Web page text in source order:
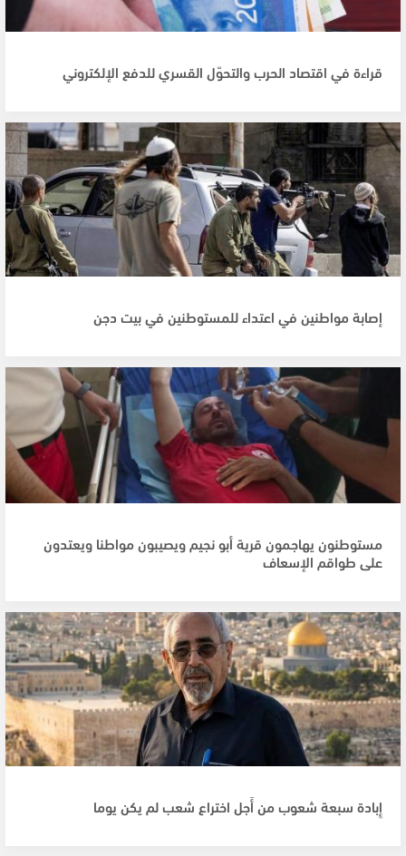
قراءة في اقتصاد الحرب والتحوّل القسري للدفع الإلكتروني
إصابة مواطنين في اعتداء للمستوطنين في بيت دجن
مستوطنون يهاجمون قرية أبو نجيم ويصيبون مواطنا ويعتدون
على طواقم الإسعاف
إِبادة سبعة شعوب من أَجل اختراع شعب لم يكن يوما